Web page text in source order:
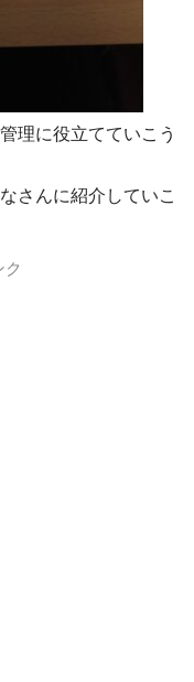
理に役立てていこう
さんに紹介していこ